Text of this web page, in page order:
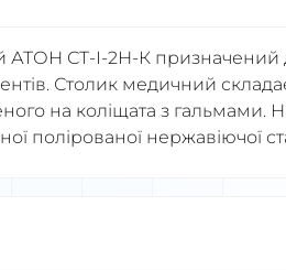
АТОН СТ-І-2Н-К призначений
Столик медичний
на коліщата з гальмами.
полірованої нержавіючої